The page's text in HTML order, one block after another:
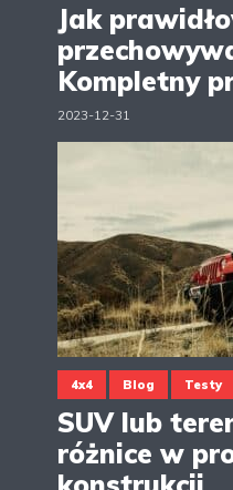
Jak
Kompletny
2023-12-31
4x4 Blog Testy
SUV lub
różnice w